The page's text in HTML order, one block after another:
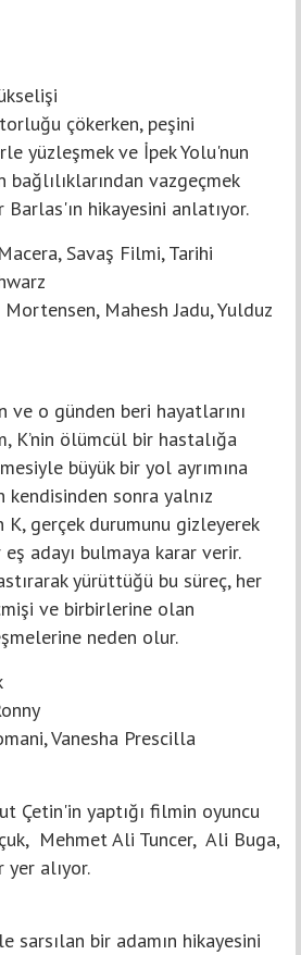
çökerken, peşini
yüzleşmek ve İpek Yolu'nun
bağlılıklarından vazgeçmek
hikayesini anlatıyor.
Savaş Filmi, Tarihi
Mahesh Jadu, Yulduz
ve o günden beri hayatlarını
K’nin ölümcül bir hastalığa
büyük bir yol ayrımına
kendisinden sonra yalnız
K, gerçek durumunu gizleyerek
adayı bulmaya karar verir.
yürüttüğü bu süreç, her
ve birbirlerine olan
neden olur.
Vanesha Prescilla
Çetin'in yaptığı filmin oyuncu
Mehmet Ali Tuncer, Ali Buga,
alıyor.
sarsılan bir adamın hikayesini